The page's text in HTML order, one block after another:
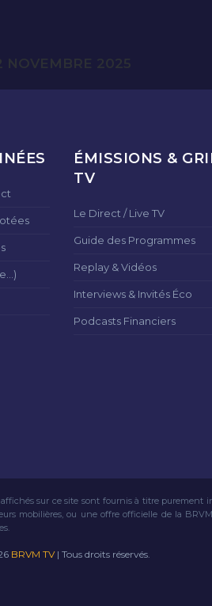
NOVEMBRE 2025
ÉMISSIONS &
TV
Le Direct / Live TV
Guide des Programmes
Replay & Vidéos
Interviews & Invités Éco
Podcasts Financiers
sur ce site sont fournis à titre
mobilières, ou une offre officielle de la
BRVM TV| Tous droits réservés.